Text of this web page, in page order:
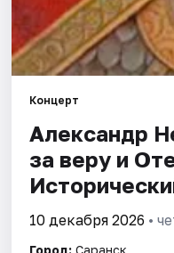
Концерт
Александр
за веру и
10 декабря 2026 •
Город: Саранск